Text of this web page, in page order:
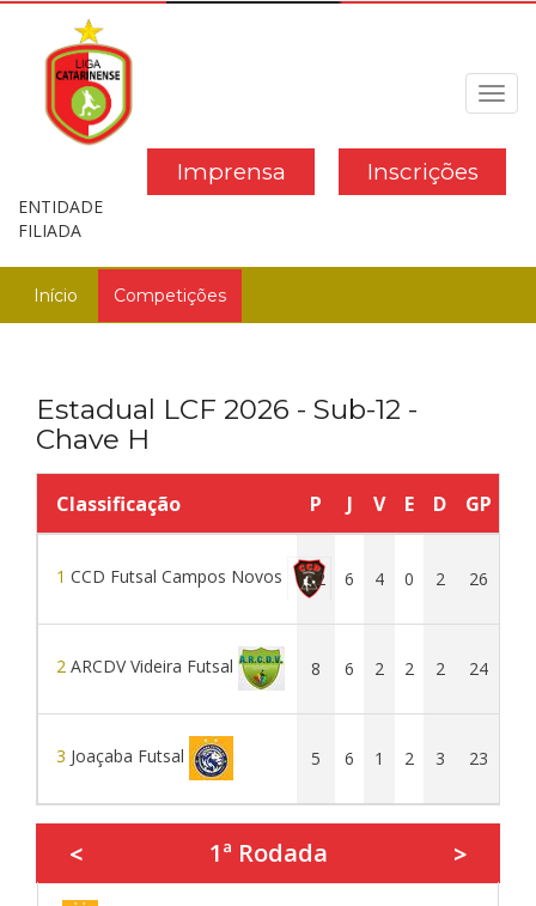
Inscrições
Imprensa
ENTIDADE
FILIADA
Início Competições
Estadual LCF 2026 - Sub-12 -
Chave H
Classificação P J V E D GP
1 CCD Futsal Campos Novos 12 6 4 0 2 26
2 ARCDV Videira Futsal 8 6 2 2 2 24
3 Joaçaba Futsal 5 6 1 2 3 23
< 1ª Rodada >